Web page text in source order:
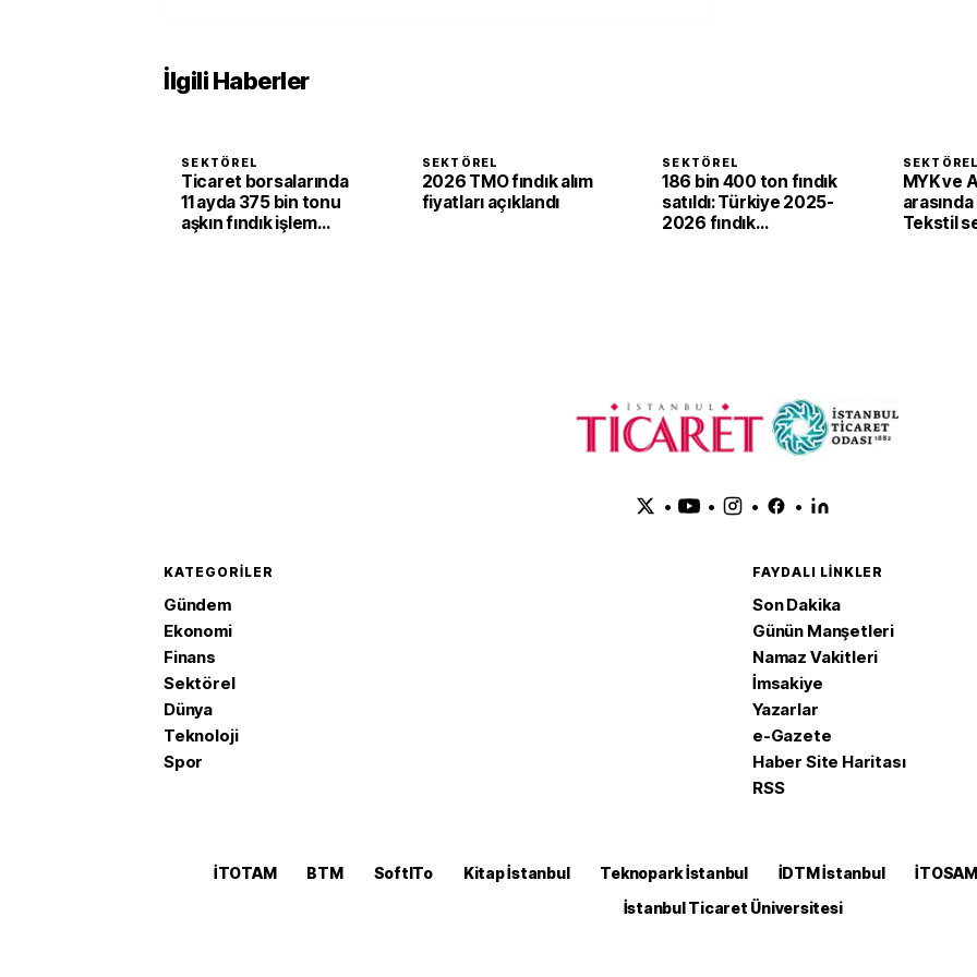
İlgili Haberler
SEKTÖREL
Ticaret borsalarında
11 ayda 375 bin tonu
aşkın fındık işlem
SEKTÖREL
2026 TMO fındık alım
fiyatları açıklandı
SEKTÖREL
186 bin 400 ton fındık
satıldı: Türkiye 2025-
2026 fındık
SEKTÖREL
MYK ve
Tekstil
• • • •
KATEGORILER
Gündem
Ekonomi
Finans
Sektörel
Dünya
Teknoloji
Spor
FAYDALI LINKLER
Son Dakika
Günün Manşetleri
Namaz Vakitleri
İmsakiye
Yazarlar
e-Gazete
Haber Site Haritası
RSS
İTOTAM BTM SoftITo Kitap İstanbul Teknopark İstanbul İDTM İstanbul İTOSAM
İstanbul Ticaret Üniversitesi